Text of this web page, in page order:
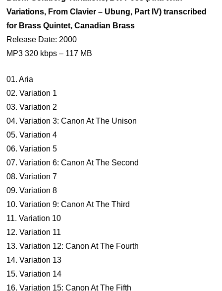
Variations, From Clavier – Ubung, Part lV) transcribed
for Brass Quintet, Canadian Brass
Release Date: 2000
MP3 320 kbps – 117 MB
01. Aria
02. Variation 1
03. Variation 2
04. Variation 3: Canon At The Unison
05. Variation 4
06. Variation 5
07. Variation 6: Canon At The Second
08. Variation 7
09. Variation 8
10. Variation 9: Canon At The Third
11. Variation 10
12. Variation 11
13. Variation 12: Canon At The Fourth
14. Variation 13
15. Variation 14
16. Variation 15: Canon At The Fifth